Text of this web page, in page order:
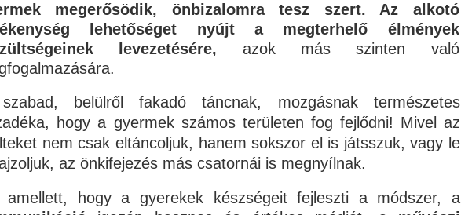
megerősödik, önbizalomra tesz szert. Az alkotó
lehetőséget nyújt a megterhelő élmények
levezetésére, azok más szinten való
belülről fakadó táncnak, mozgásnak természetes
hogy a gyermek számos területen fog fejlődni! Mivel az
nem csak eltáncoljuk, hanem sokszor el is játsszuk, vagy le
az önkifejezés más csatornái is megnyílnak.
amellett, hogy a gyerekek készségeit fejleszti a módszer, a